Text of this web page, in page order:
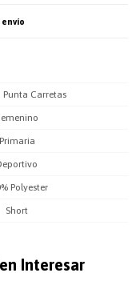
Punta Carretas
Primaria
Polyester
Short
Interesar